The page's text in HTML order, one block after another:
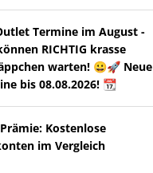
Termine im August -
RICHTIG krasse
warten! 😀🚀 Neue
bis 08.08.2026! 📆
Kostenlose
im Vergleich